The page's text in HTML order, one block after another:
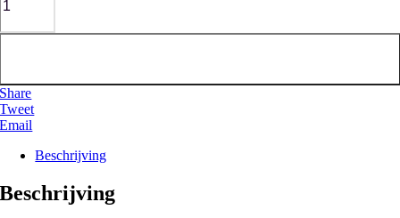
Share
Tweet
Email
Beschrijving
Beschrijving